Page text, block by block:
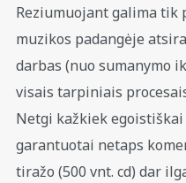
Reziumuojant galima tik
muzikos padangėje
darbas (nuo sumanymo
visais tarpiniais
Netgi kažkiek
garantuotai netaps
tiražo (500 vnt. cd) dar